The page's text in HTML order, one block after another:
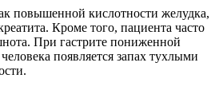
повышенной кислотности желудка,
Кроме того, пациента часто
При гастрите пониженной
появляется запах тухлыми